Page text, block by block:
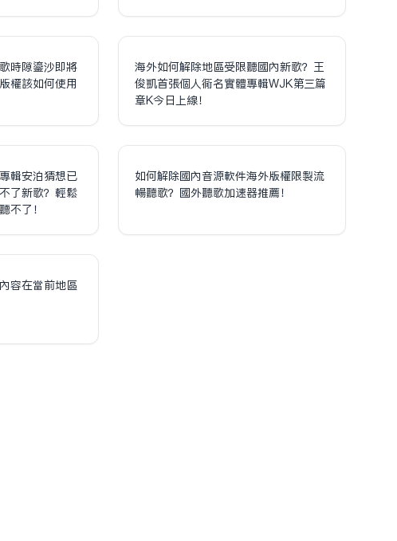
時隙鎏沙即將
權該如何使用
海外如何解除地區受限聽國內新歌？王
俊凱首張個人同名實體專輯WJK第三篇
章K今日上線！
輯安泊猜想已
了新歌？輕鬆
不了！
如何解除國內音源軟件海外版權限制流
暢聽歌？國外聽歌加速器推薦！
容在當前地區